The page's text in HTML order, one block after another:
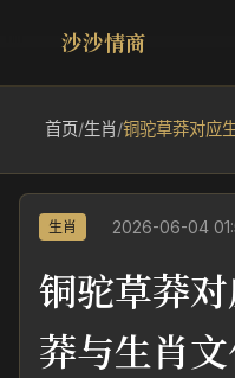
沙沙情商
首页/生肖/铜驼草莽对应
生肖 2026-06-04
铜驼草莽
莽与生肖